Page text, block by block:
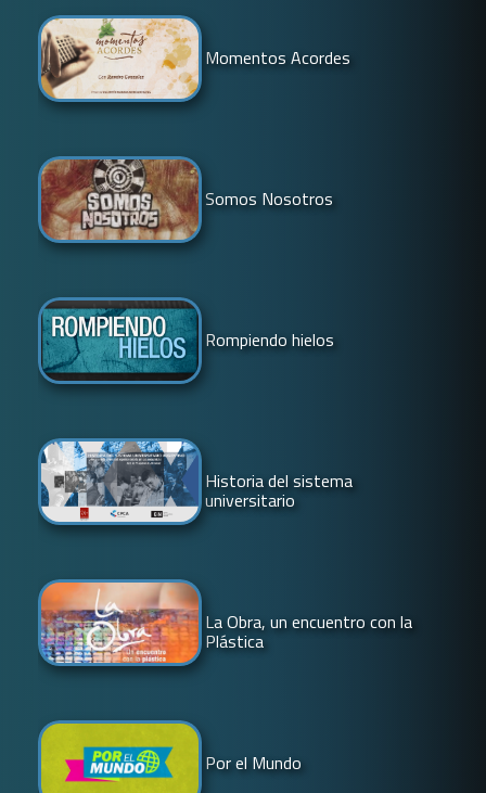
Momentos Acordes
Somos Nosotros
Rompiendo hielos
Historia del sistema
universitario
La Obra, un encuentro con la
Plástica
Por el Mundo